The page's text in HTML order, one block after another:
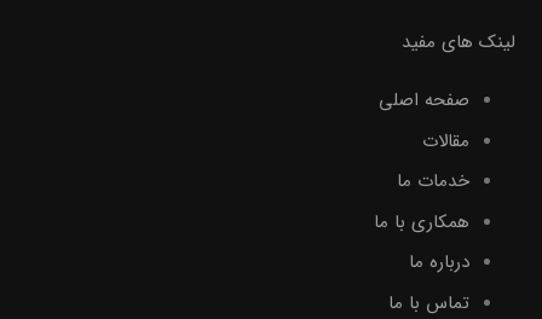
لینک های مفید
صفحه اصلی
مقالات
خدمات ما
همکاری با ما
درباره ما
تماس با ما